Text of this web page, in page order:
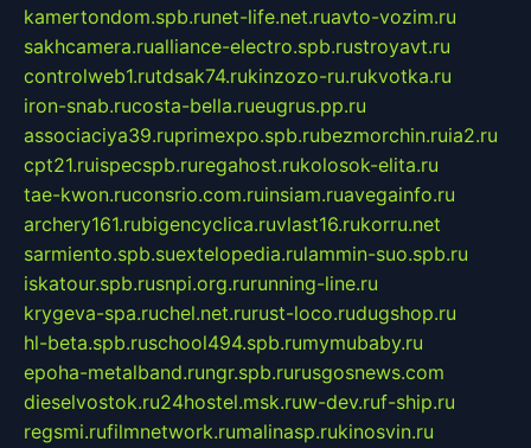
kamertondom.spb.runet-life.net.ruavto-vozim.ru
sakhcamera.rualliance-electro.spb.rustroyavt.ru
controlweb1.rutdsak74.rukinzozo-ru.rukvotka.ru
iron-snab.rucosta-bella.rueugrus.pp.ru
associaciya39.ruprimexpo.spb.rubezmorchin.ruia2.ru
cpt21.ruispecspb.ruregahost.rukolosok-elita.ru
tae-kwon.ruconsrio.com.ruinsiam.ruavegainfo.ru
archery161.rubigencyclica.ruvlast16.rukorru.net
sarmiento.spb.suextelopedia.rulammin-suo.spb.ru
iskatour.spb.rusnpi.org.rurunning-line.ru
krygeva-spa.ruchel.net.rurust-loco.rudugshop.ru
hl-beta.spb.ruschool494.spb.rumymubaby.ru
epoha-metalband.rungr.spb.rurusgosnews.com
dieselvostok.ru24hostel.msk.ruw-dev.ruf-ship.ru
regsmi.rufilmnetwork.rumalinasp.rukinosvin.ru